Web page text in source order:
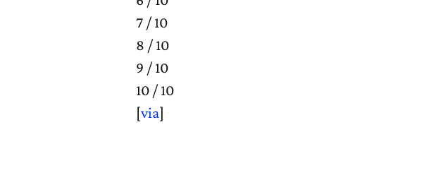
7 / 10
8 / 10
9 / 10
10 / 10
[via]